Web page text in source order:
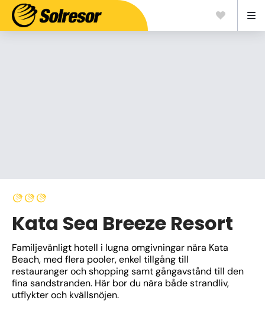
Kata Sea Breeze Resort
Familjevänligt hotell i lugna omgivningar nära Kata
Beach, med flera pooler, enkel tillgång till
restauranger och shopping samt gångavstånd till den
fina sandstranden. Här bor du nära både strandliv,
utflykter och kvällsnöjen.